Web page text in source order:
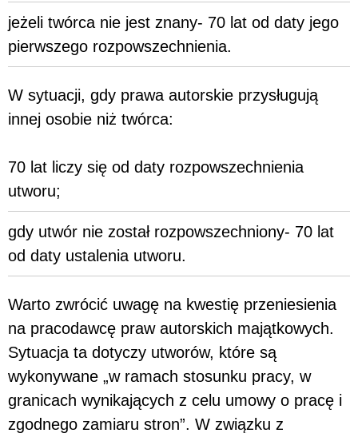
jeżeli twórca nie jest znany- 70 lat od daty jego
pierwszego rozpowszechnienia.
W sytuacji, gdy prawa autorskie przysługują
innej osobie niż twórca:
70 lat liczy się od daty rozpowszechnienia
utworu;
gdy utwór nie został rozpowszechniony- 70 lat
od daty ustalenia utworu.
Warto zwrócić uwagę na kwestię przeniesienia
na pracodawcę praw autorskich majątkowych.
Sytuacja ta dotyczy utworów, które są
wykonywane „w ramach stosunku pracy, w
granicach wynikających z celu umowy o pracę i
zgodnego zamiaru stron”. W związku z